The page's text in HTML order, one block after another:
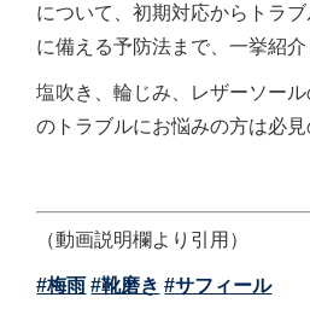
について、初期対応からトラ
に備える予防法まで、一挙紹介
塩吹き、輪じみ、レザーソー
のトラブルにお悩みの方は必見
（動画説明欄より引用）
#梅雨 #靴磨き #サフィール